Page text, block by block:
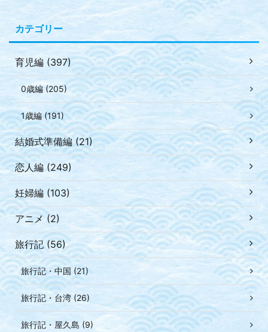
カテゴリー
育児編 (397)
0歳編 (205)
1歳編 (191)
結婚式準備編 (21)
恋人編 (249)
妊婦編 (103)
アニメ (2)
旅行記 (56)
旅行記・中国 (21)
旅行記・台湾 (26)
旅行記・屋久島 (9)